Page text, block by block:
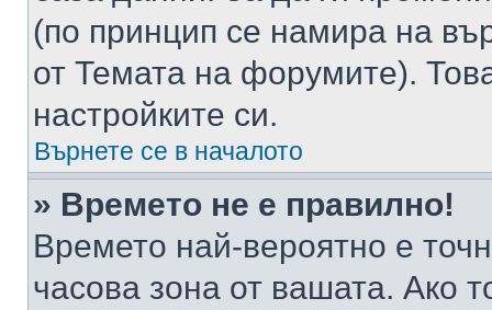
(по принцип се намира на
от Темата на форумите).
настройките си.
Върнете се в началото
» Времето не е правилно!
Времето най-вероятно е
часова зона от вашата. Ако